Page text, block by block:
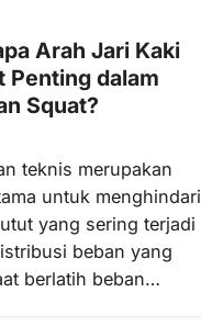
Arah Jari Kaki
Penting dalam
Squat?
teknis merupakan
untuk menghindari
yang sering terjadi
beban yang
berlatih beban…